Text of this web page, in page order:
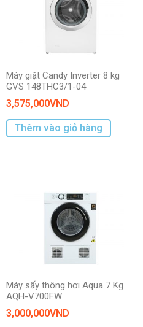
Máy giặt Candy Inverter 8 kg
GVS 148THC3/1-04
3,575,000VND
Thêm vào giỏ hàng
Máy sấy thông hơi Aqua 7 Kg
AQH-V700FW
3,000,000VND